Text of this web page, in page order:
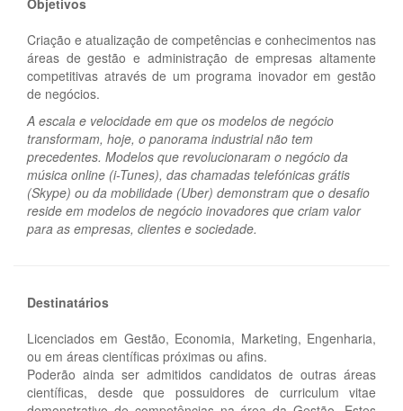
Objetivos
Criação e atualização de competências e conhecimentos nas
áreas de gestão e administração de empresas altamente
competitivas através de um programa inovador em gestão
de negócios.
A escala e velocidade em que os modelos de negócio
transformam, hoje, o panorama industrial não tem
precedentes. Modelos que revolucionaram o negócio da
música online (i-Tunes), das chamadas telefónicas grátis
(Skype) ou da mobilidade (Uber) demonstram que o desafio
reside em modelos de negócio inovadores que criam valor
para as empresas, clientes e sociedade.
Destinatários
Licenciados em Gestão, Economia, Marketing, Engenharia,
ou em áreas científicas próximas ou afins.
Poderão ainda ser admitidos candidatos de outras áreas
científicas, desde que possuidores de curriculum vitae